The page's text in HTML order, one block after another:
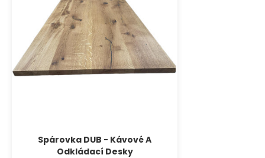
Spárovka DUB - Kávové A
Odkládací Desky